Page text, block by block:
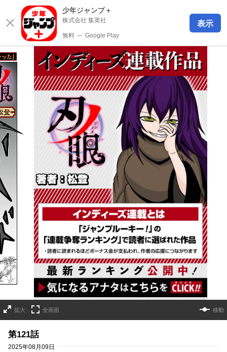
少年ジャンプ＋
株式会社 集英社
無料 ─ Google Play
表示
詳細ページへのリンク
拡大 全画面 移動
第121話
2025年08月09日